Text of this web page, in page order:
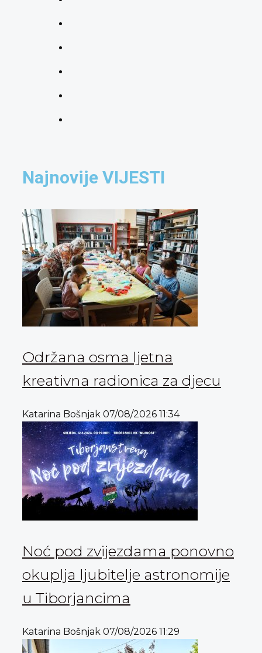
Najnovije VIJESTI
Održana osma ljetna
kreativna radionica za djecu
Katarina Bošnjak 07/08/2026 11:34
Noć pod zvijezdama ponovno
okuplja ljubitelje astronomije
u Tiborjancima
Katarina Bošnjak 07/08/2026 11:29